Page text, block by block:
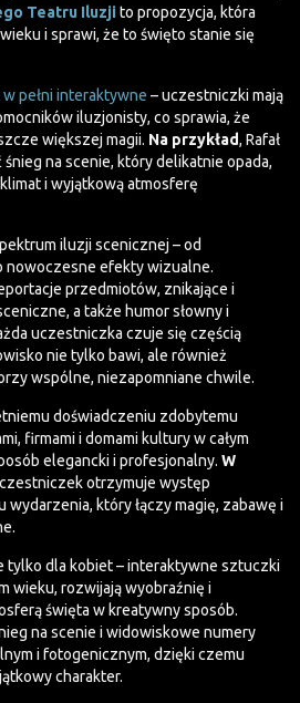
Teatru Iluzjito propozycja, która
i sprawi, że to święto stanie się
pełni interaktywne – uczestniczki mają
iluzjonisty, co sprawia, że
większej magii. Na przykład, Rafał
na scenie, który delikatnie opada,
i wyjątkową atmosferę
iluzji scenicznej – od
nowoczesne efekty wizualne.
przedmiotów, znikające i
a także humor słowny i
uczestniczka czuje się częścią
nie tylko bawi, ale również
wspólne, niezapomniane chwile.
doświadczeniu zdobytemu
firmami i domami kultury w całym
elegancki i profesjonalny. W
otrzymuje występ
który łączy magię, zabawę i
tylko dla kobiet – interaktywne sztuczki
wieku, rozwijają wyobraźnię i
święta w kreatywny sposób.
na scenie i widowiskowe numery
i fotogenicznym, dzięki czemu
charakter.